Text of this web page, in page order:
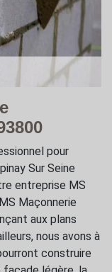
pour
Sur Seine
entreprise MS
Maçonnerie
aux plans
nous avons à
construire